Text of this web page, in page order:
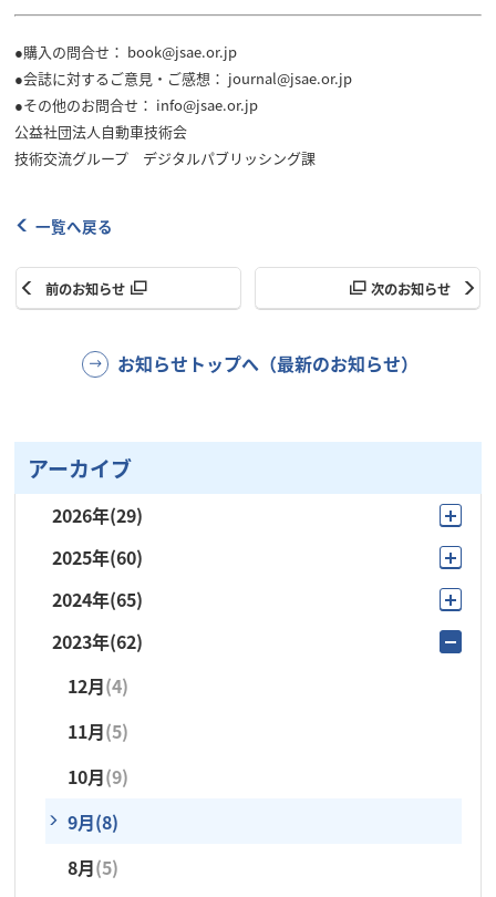
●購入の問合せ： book@jsae.or.jp
●会誌に対するご意見・ご感想： journal@jsae.or.jp
●その他のお問合せ： info@jsae.or.jp
公益社団法人自動車技術会
技術交流グループ デジタルパブリッシング課
一覧へ戻る
前のお知らせ 次のお知らせ
お知らせトップへ（最新のお知らせ）
アーカイブ
2026年(29)
8月(4)
7月(6)
6月(1)
5月(4)
4月(5)
3月(4)
2月(1)
1月(4)
2025年(60)
12月(4)
11月(3)
10月(9)
9月(15)
8月(3)
7月(6)
6月(3)
2024年(65)
12月(2)
11月(5)
10月(4)
9月(21)
8月(5)
7月(6)
2023年(62)
12月(4)
11月(5)
10月(9)
9月(8)
8月(5)